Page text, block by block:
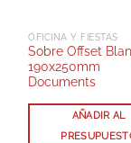
OFICINA Y FIESTAS
Sobre Offset
190x250mm
Documents
AÑADIR AL